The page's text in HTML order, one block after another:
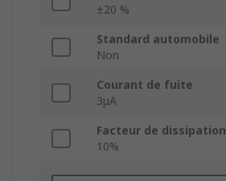
±20 %
Standard automobile
Non
Courant de fuite
3μA
Facteur de dissipation
10%